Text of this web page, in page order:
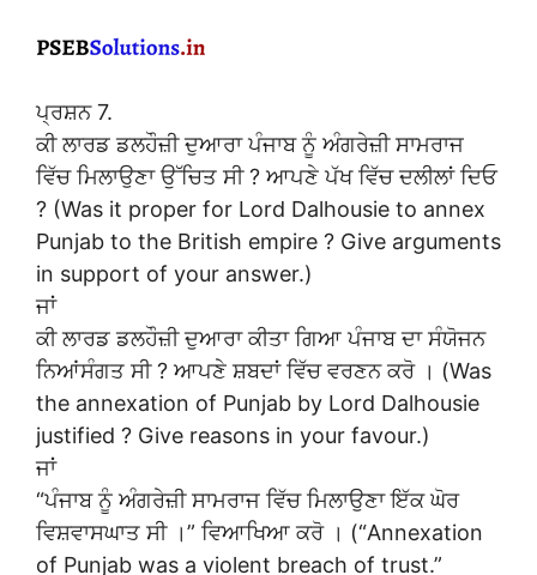
ਪ੍ਰਸ਼ਨ 7.
ਕੀ ਲਾਰਡ ਡਲਹੌਜ਼ੀ ਦੁਆਰਾ ਪੰਜਾਬ ਨੂੰ ਅੰਗਰੇਜ਼ੀ ਸਾਮਰਾਜ
ਵਿੱਚ ਮਿਲਾਉਣਾ ਉੱਚਿਤ ਸੀ ? ਆਪਣੇ ਪੱਖ ਵਿੱਚ ਦਲੀਲਾਂ ਦਿਓ
? (Was it proper for Lord Dalhousie to annex
Punjab to the British empire ? Give arguments
in support of your answer.)
ਜਾਂ
ਕੀ ਲਾਰਡ ਡਲਹੌਜ਼ੀ ਦੁਆਰਾ ਕੀਤਾ ਗਿਆ ਪੰਜਾਬ ਦਾ ਸੰਯੋਜਨ
ਨਿਆਂਸੰਗਤ ਸੀ ? ਆਪਣੇ ਸ਼ਬਦਾਂ ਵਿੱਚ ਵਰਣਨ ਕਰੋ । (Was
the annexation of Punjab by Lord Dalhousie
justified ? Give reasons in your favour.)
ਜਾਂ
“ਪੰਜਾਬ ਨੂੰ ਅੰਗਰੇਜ਼ੀ ਸਾਮਰਾਜ ਵਿੱਚ ਮਿਲਾਉਣਾ ਇੱਕ ਘੋਰ
ਵਿਸ਼ਵਾਸਘਾਤ ਸੀ ।” ਵਿਆਖਿਆ ਕਰੋ । (“Annexation
of Punjab was a violent breach of trust.”